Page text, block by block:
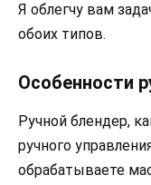
Я облегчу вам
обоих типов.
Особенности
Ручной блендер,
ручного
обрабатываете